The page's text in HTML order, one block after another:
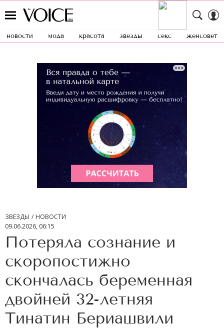
новости мода красота звезды секс женсовет
ЗВЕЗДЫ
НОВОСТИ
09.06.2026, 06:15
Потеряла сознание и
скоропостижно
скончалась беременная
двойней 32-летняя
Тинатин Бериашвили